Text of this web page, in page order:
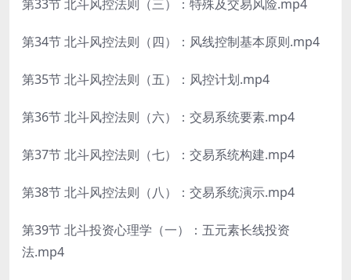
第33节 北斗风控法则（三）：特殊及交易风险.mp4
第34节 北斗风控法则（四）：风线控制基本原则.mp4
第35节 北斗风控法则（五）：风控计划.mp4
第36节 北斗风控法则（六）：交易系统要素.mp4
第37节 北斗风控法则（七）：交易系统构建.mp4
第38节 北斗风控法则（八）：交易系统演示.mp4
第39节 北斗投资心理学（一）：五元素长线投资
法.mp4